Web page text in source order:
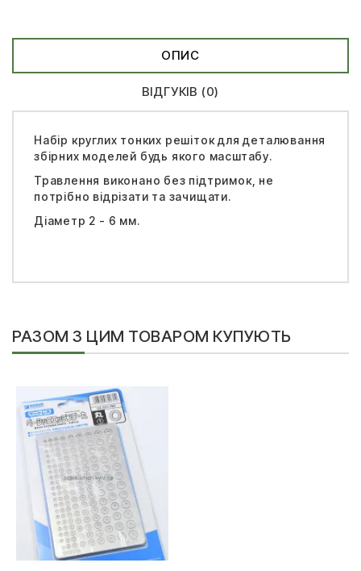
ОПИС
ВІДГУКІВ (0)
Набір круглих тонких решіток для деталювання
збірних моделей будь якого масштабу.
Травлення виконано без підтримок, не
потрібно відрізати та зачищати.
Діаметр 2 - 6 мм.
РАЗОМ З ЦИМ ТОВАРОМ КУПУЮТЬ